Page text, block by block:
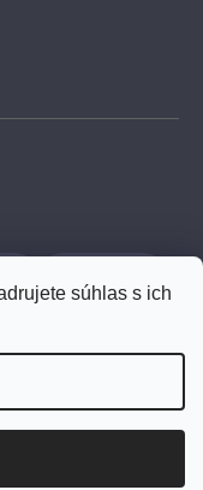
súhlas s ich